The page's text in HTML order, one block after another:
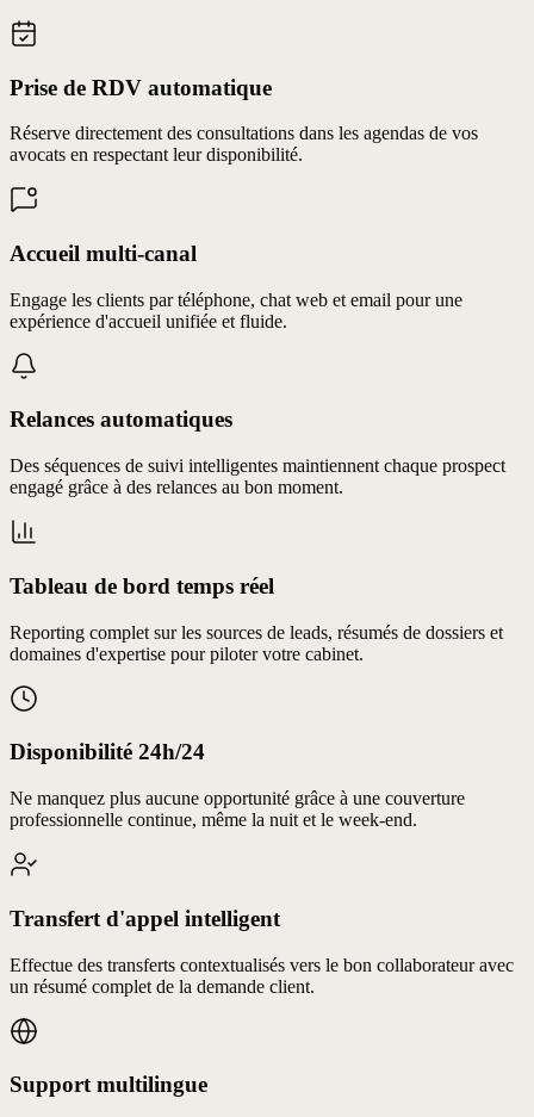
Prise de RDV automatique
Réserve directement des consultations dans les agendas de vos
avocats en respectant leur disponibilité.
Accueil multi-canal
Engage les clients par téléphone, chat web et email pour une
expérience d'accueil unifiée et fluide.
Relances automatiques
Des séquences de suivi intelligentes maintiennent chaque prospect
engagé grâce à des relances au bon moment.
Tableau de bord temps réel
Reporting complet sur les sources de leads, résumés de dossiers et
domaines d'expertise pour piloter votre cabinet.
Disponibilité 24h/24
Ne manquez plus aucune opportunité grâce à une couverture
professionnelle continue, même la nuit et le week-end.
Transfert d'appel intelligent
Effectue des transferts contextualisés vers le bon collaborateur avec
un résumé complet de la demande client.
Support multilingue